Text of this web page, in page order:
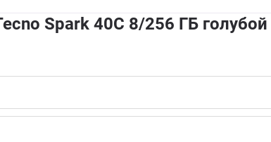
Spark 40C 8/256 ГБ голубой